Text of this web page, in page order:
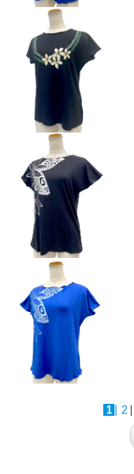
1 2